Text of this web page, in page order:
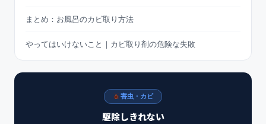
まとめ：お風呂のカビ取り方法
やってはいけないこと｜カビ取り剤の危険な失敗
害虫・カビ
駆除しきれない